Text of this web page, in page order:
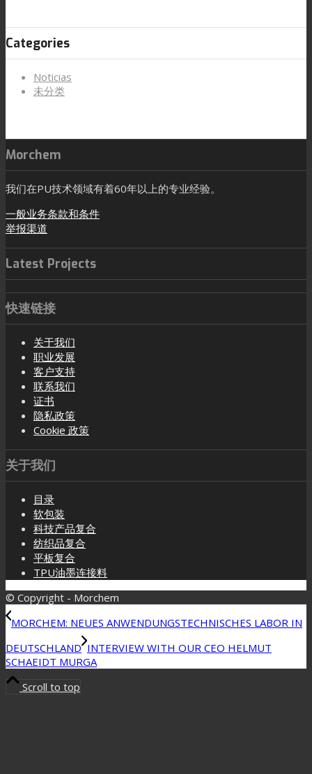
Categories
Noticias
未分类
Morchem
我们在PU技术领域有着60年以上的专业经验。
一般业务条款和条件
举报渠道
Latest Projects
快速链接
关于我们
职业发展
客户支持
联系我们
证书
隐私政策
Cookie 政策
关于我们
目录
软包装
科技产品复合
纺织品复合
平板复合
TPU油墨连接料
© Copyright - Morchem
MORCHEM: NEUES ANWENDUNGSTECHNISCHES LABOR IN
DEUTSCHLAND INTERVIEW WITH OUR CEO HELMUT
SCHAEIDT MURGA
Scroll to top